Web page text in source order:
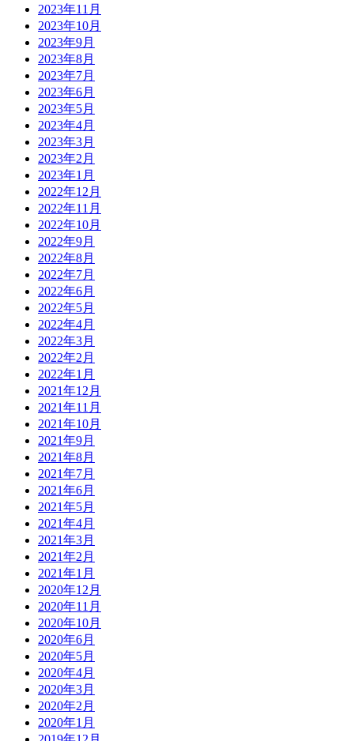
2023年11月
2023年10月
2023年9月
2023年8月
2023年7月
2023年6月
2023年5月
2023年4月
2023年3月
2023年2月
2023年1月
2022年12月
2022年11月
2022年10月
2022年9月
2022年8月
2022年7月
2022年6月
2022年5月
2022年4月
2022年3月
2022年2月
2022年1月
2021年12月
2021年11月
2021年10月
2021年9月
2021年8月
2021年7月
2021年6月
2021年5月
2021年4月
2021年3月
2021年2月
2021年1月
2020年12月
2020年11月
2020年10月
2020年6月
2020年5月
2020年4月
2020年3月
2020年2月
2020年1月